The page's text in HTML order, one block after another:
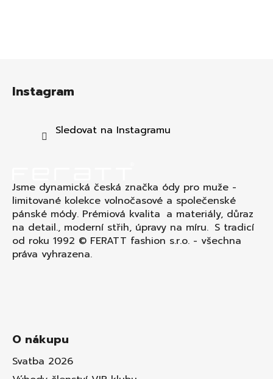
Instagram
Sledovat na Instagramu
Jsme dynamická česká značka ódy pro muže -
limitované kolekce volnočasové a společenské
pánské módy. Prémiová kvalita a materiály, důraz
na detail., moderní střih, úpravy na míru. S tradicí
od roku 1992 © FERATT fashion s.r.o. - všechna
práva vyhrazena.
O nákupu
Svatba 2026